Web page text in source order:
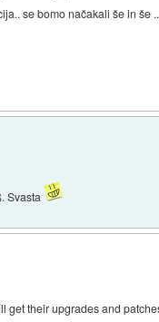
se bomo načakali še in še
Svasta
get their upgrades and